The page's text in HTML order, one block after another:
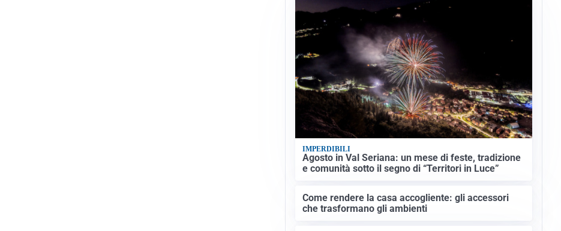
IMPERDIBILI
Agosto in Val Seriana: un mese di feste, tradizione
e comunità sotto il segno di “Territori in Luce”
Come rendere la casa accogliente: gli accessori
che trasformano gli ambienti